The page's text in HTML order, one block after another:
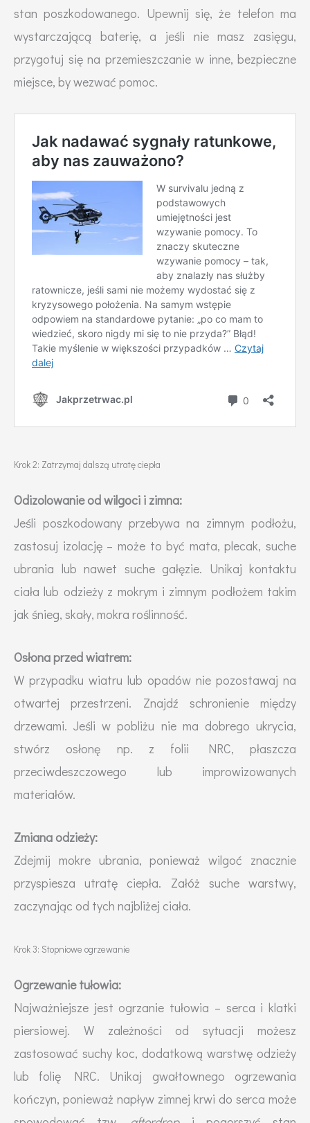
stan poszkodowanego. Upewnij się, że telefon ma
wystarczającą baterię, a jeśli nie masz zasięgu,
przygotuj się na przemieszczanie w inne, bezpieczne
miejsce, by wezwać pomoc.
Krok 2: Zatrzymaj dalszą utratę ciepła
Odizolowanie od wilgoci i zimna:
Jeśli poszkodowany przebywa na zimnym podłożu,
zastosuj izolację – może to być mata, plecak, suche
ubrania lub nawet suche gałęzie. Unikaj kontaktu
ciała lub odzieży z mokrym i zimnym podłożem takim
jak śnieg, skały, mokra roślinność.
Osłona przed wiatrem:
W przypadku wiatru lub opadów nie pozostawaj na
otwartej przestrzeni. Znajdź schronienie między
drzewami. Jeśli w pobliżu nie ma dobrego ukrycia,
stwórz osłonę np. z folii NRC, płaszcza
przeciwdeszczowego lub improwizowanych
materiałów.
Zmiana odzieży:
Zdejmij mokre ubrania, ponieważ wilgoć znacznie
przyspiesza utratę ciepła. Załóż suche warstwy,
zaczynając od tych najbliżej ciała.
Krok 3: Stopniowe ogrzewanie
Ogrzewanie tułowia:
Najważniejsze jest ogrzanie tułowia – serca i klatki
piersiowej. W zależności od sytuacji możesz
zastosować suchy koc, dodatkową warstwę odzieży
lub folię NRC. Unikaj gwałtownego ogrzewania
kończyn, ponieważ napływ zimnej krwi do serca może